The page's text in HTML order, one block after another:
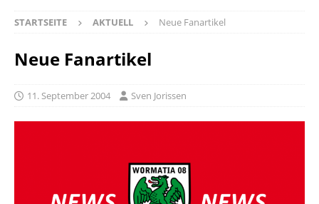
STARTSEITE AKTUELL Neue Fanartikel
Neue Fanartikel
11. September 2004 Sven Jorissen